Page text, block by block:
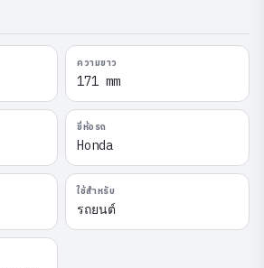
ความยาว
171 mm
ยี่ห้อรถ
Honda
ใช้สำหรับ
รถยนต์